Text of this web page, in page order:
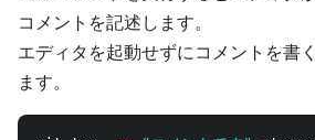
コメントを記述します。
エディタを起動せずにコメントを書
ます。